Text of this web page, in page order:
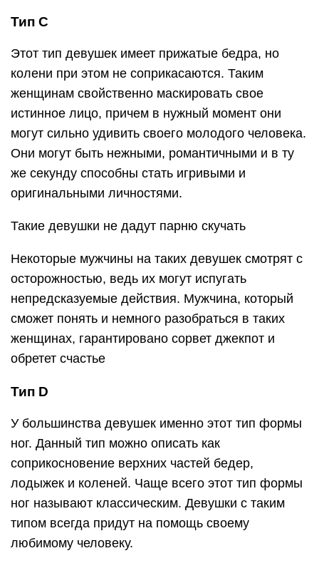
Тип С
Этот тип девушек имеет прижатые бедра, но
колени при этом не соприкасаются. Таким
женщинам свойственно маскировать свое
истинное лицо, причем в нужный момент они
могут сильно удивить своего молодого человека.
Они могут быть нежными, романтичными и в ту
же секунду способны стать игривыми и
оригинальными личностями.
Такие девушки не дадут парню скучать
Некоторые мужчины на таких девушек смотрят с
осторожностью, ведь их могут испугать
непредсказуемые действия. Мужчина, который
сможет понять и немного разобраться в таких
женщинах, гарантировано сорвет джекпот и
обретет счастье
Тип D
У большинства девушек именно этот тип формы
ног. Данный тип можно описать как
соприкосновение верхних частей бедер,
лодыжек и коленей. Чаще всего этот тип формы
ног называют классическим. Девушки с таким
типом всегда придут на помощь своему
любимому человеку.